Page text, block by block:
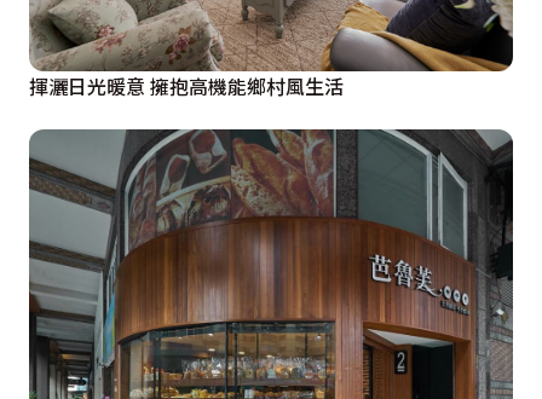
揮灑日光暖意 擁抱高機能鄉村風生活